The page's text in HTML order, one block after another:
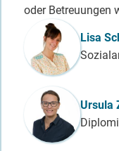
oder Betreuungen
Referent_in
Lisa
Ursula